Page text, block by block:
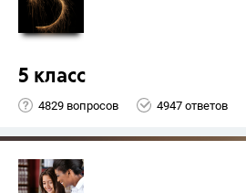
5 класс
4829 вопросов 4947 ответов